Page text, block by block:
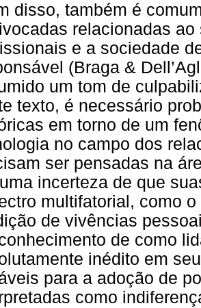
disso, também é
relacionadas
e a sociedade
(Braga &
um tom de
texto, é necessário
em torno de um
no campo dos
ser pensadas na
incerteza de que
multifatorial, como
de vivências
de como
inédito em
para a adoção de
como